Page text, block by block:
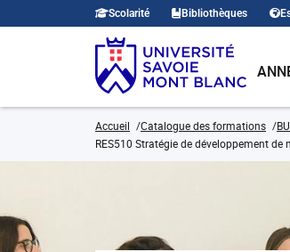
Scolarité Bibliothèques
Accueil Catalogue des formations
RES510 Stratégie de développement de